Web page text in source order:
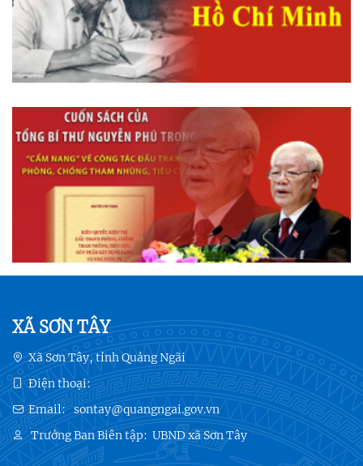
XÃ SƠN TÂY
Xã Sơn Tây, tỉnh Quảng Ngãi
Điện thoại:
Email: sontay@quangngai.gov.vn
Trưởng Ban Biên tập: UBND xã Sơn Tây